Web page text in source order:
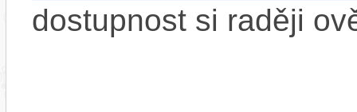
dostupnost si raději